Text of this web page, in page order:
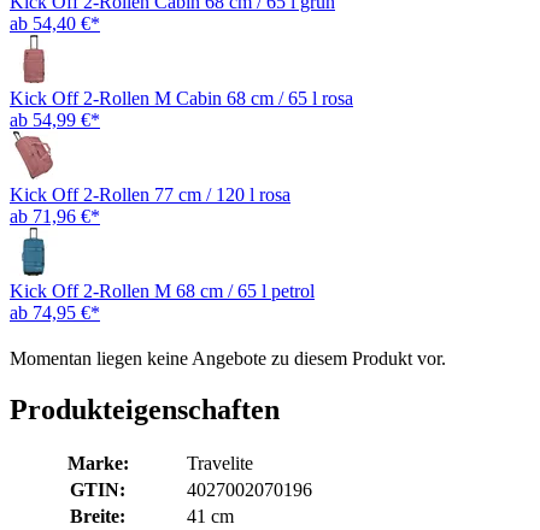
ab 54,40 €*
Kick Off 2-Rollen M Cabin 68 cm / 65 l rosa
ab 54,99 €*
Kick Off 2-Rollen 77 cm / 120 l rosa
ab 71,96 €*
Kick Off 2-Rollen M 68 cm / 65 l petrol
ab 74,95 €*
Momentan liegen keine Angebote zu diesem Produkt vor.
Produkteigenschaften
Marke:
Travelite
GTIN:
4027002070196
Breite:
41 cm